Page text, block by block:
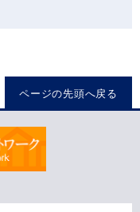
ページの先頭へ戻る